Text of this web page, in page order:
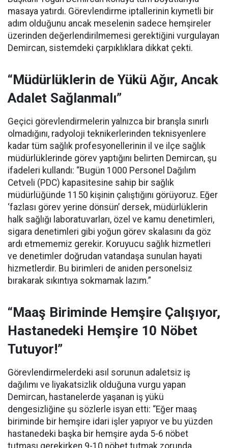
masaya yatırdı. Görevlendirme iptallerinin kıymetli bir
adım olduğunu ancak meselenin sadece hemşireler
üzerinden değerlendirilmemesi gerektiğini vurgulayan
Demircan, sistemdeki çarpıklıklara dikkat çekti.
“Müdürlüklerin de Yükü Ağır, Ancak
Adalet Sağlanmalı”
Geçici görevlendirmelerin yalnızca bir branşla sınırlı
olmadığını, radyoloji teknikerlerinden teknisyenlere
kadar tüm sağlık profesyonellerinin il ve ilçe sağlık
müdürlüklerinde görev yaptığını belirten Demircan, şu
ifadeleri kullandı: “Bugün 1000 Personel Dağılım
Cetveli (PDC) kapasitesine sahip bir sağlık
müdürlüğünde 1150 kişinin çalıştığını görüyoruz. Eğer
‘fazlası görev yerine dönsün’ dersek, müdürlüklerin
halk sağlığı laboratuvarları, özel ve kamu denetimleri,
sigara denetimleri gibi yoğun görev skalasını da göz
ardı etmememiz gerekir. Koruyucu sağlık hizmetleri
ve denetimler doğrudan vatandaşa sunulan hayati
hizmetlerdir. Bu birimleri de aniden personelsiz
bırakarak sıkıntıya sokmamak lazım.”
“Maaş Biriminde Hemşire Çalışıyor,
Hastanedeki Hemşire 10 Nöbet
Tutuyor!”
Görevlendirmelerdeki asıl sorunun adaletsiz iş
dağılımı ve liyakatsizlik olduğuna vurgu yapan
Demircan, hastanelerde yaşanan iş yükü
dengesizliğine şu sözlerle isyan etti: “Eğer maaş
biriminde bir hemşire idari işler yapıyor ve bu yüzden
hastanedeki başka bir hemşire ayda 5-6 nöbet
tutması gerekirken 9-10 nöbet tutmak zorunda